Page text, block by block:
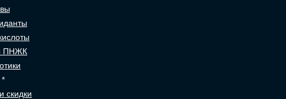
ПНЖК
*
скидки